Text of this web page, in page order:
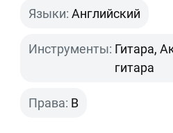
Языки: Английский
Инструменты: Гитара,
гитара
Права: B